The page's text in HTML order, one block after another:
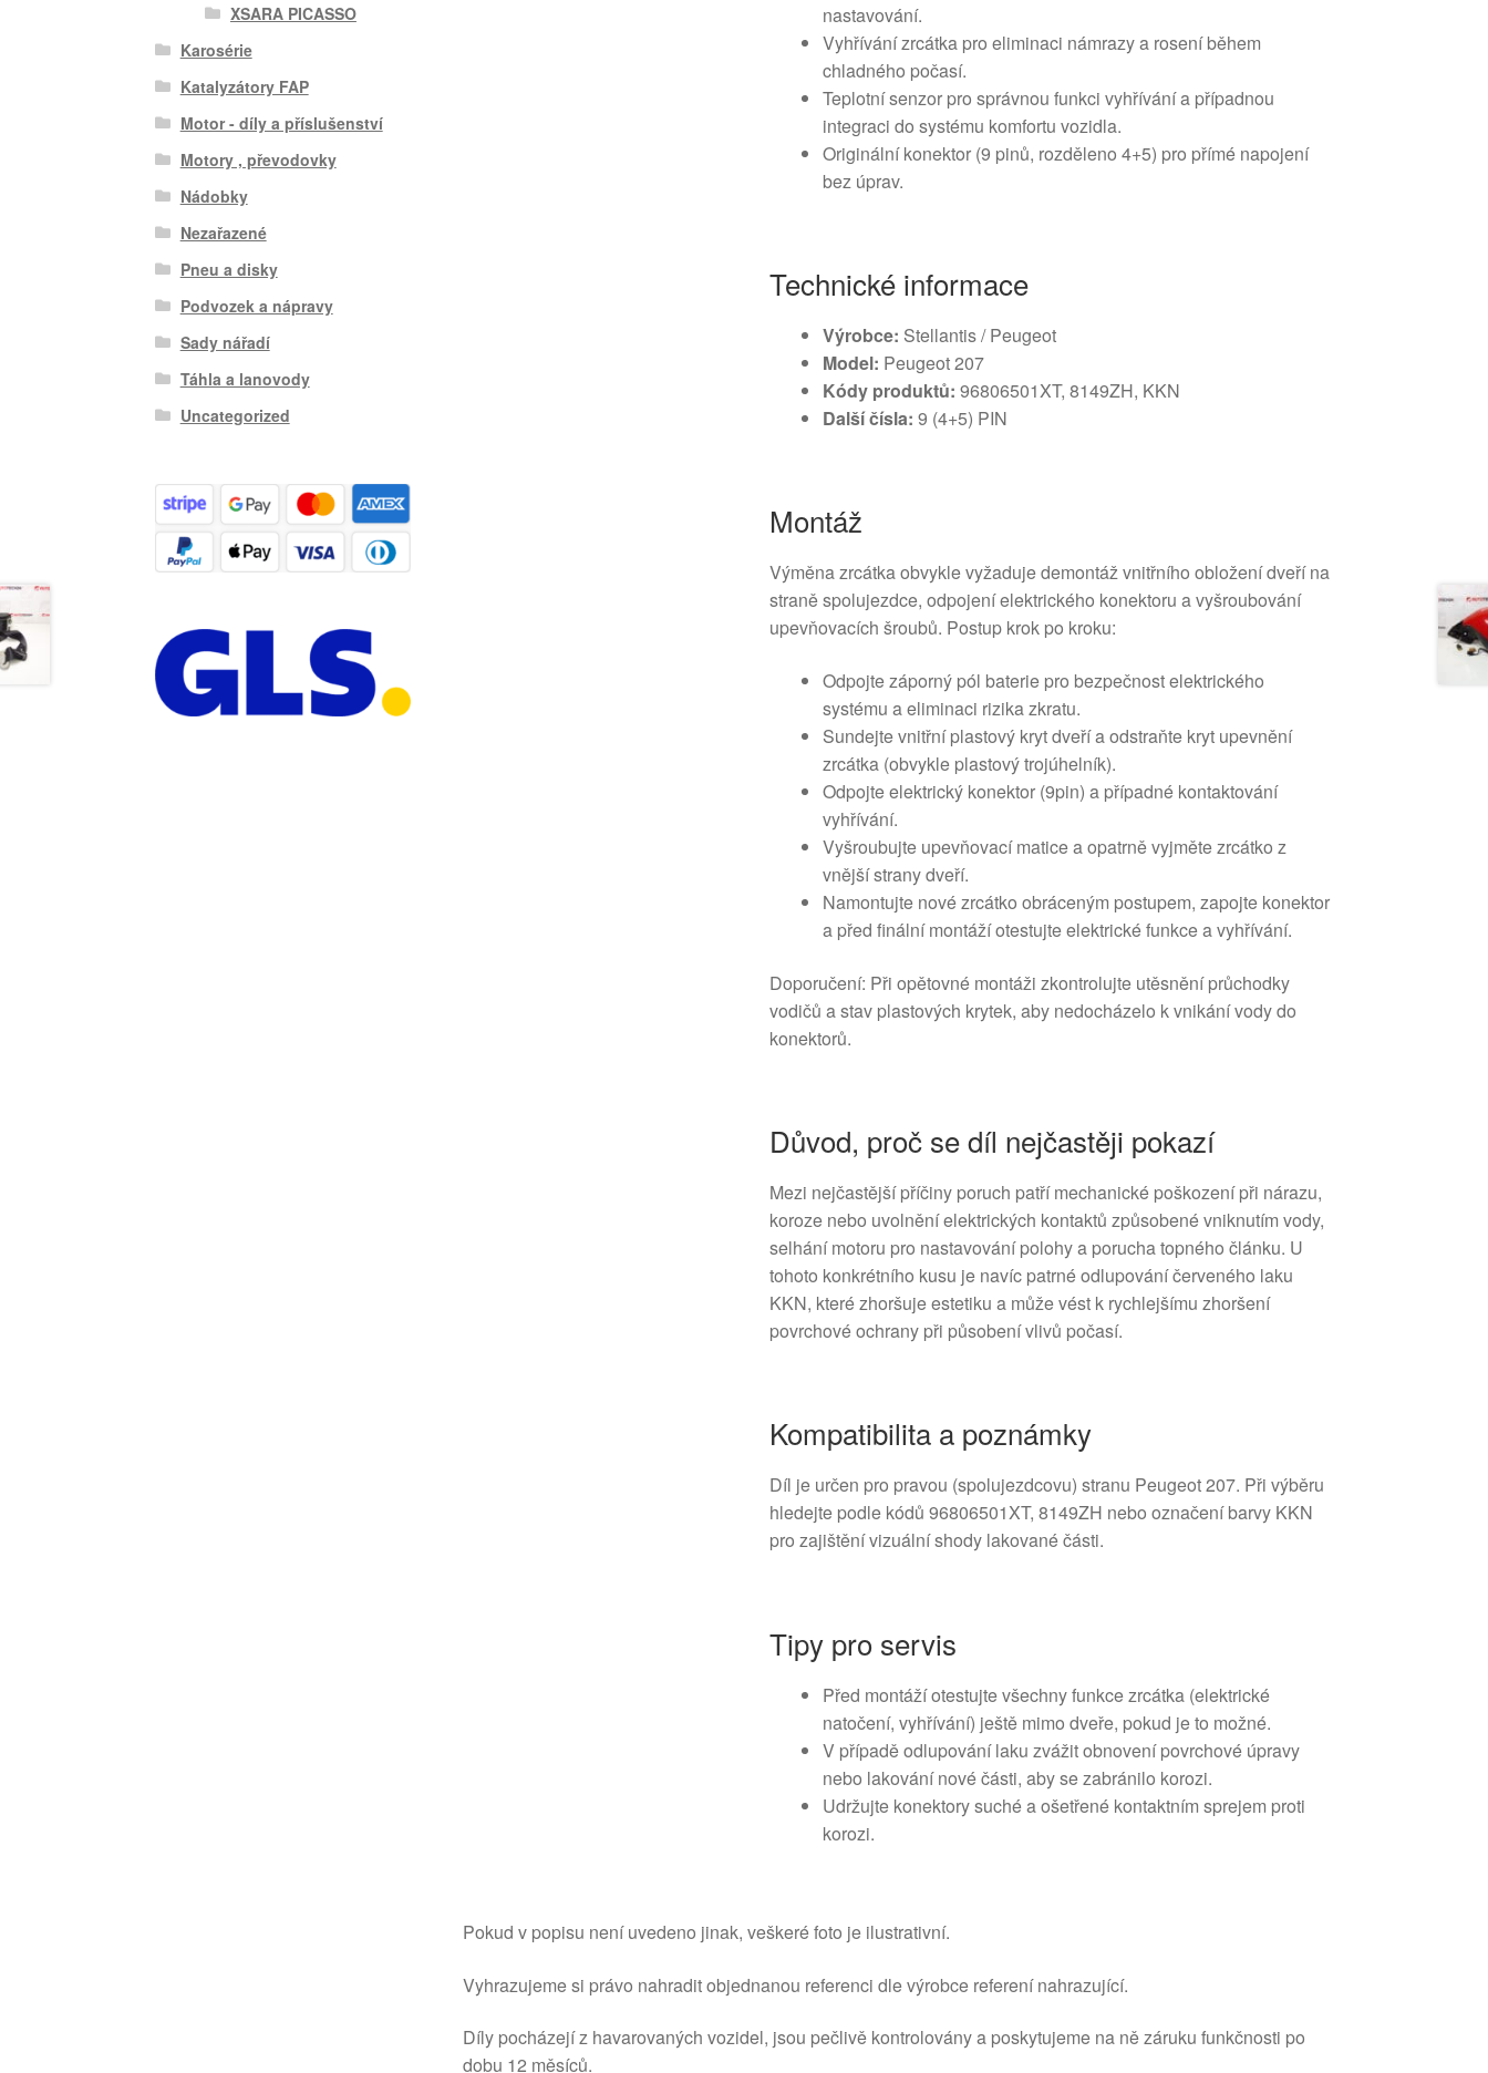
nastavování.
Vyhřívání zrcátka pro eliminaci námrazy a rosení během
chladného počasí.
Teplotní senzor pro správnou funkci vyhřívání a případnou
integraci do systému komfortu vozidla.
Originální konektor (9 pinů, rozděleno 4+5) pro přímé napojení
bez úprav.
Technické informace
Výrobce: Stellantis / Peugeot
Model: Peugeot 207
Kódy produktů: 96806501XT, 8149ZH, KKN
Další čísla: 9 (4+5) PIN
Montáž
Výměna zrcátka obvykle vyžaduje demontáž vnitřního obložení dveří na
straně spolujezdce, odpojení elektrického konektoru a vyšroubování
upevňovacích šroubů. Postup krok po kroku:
Odpojte záporný pól baterie pro bezpečnost elektrického
systému a eliminaci rizika zkratu.
Sundejte vnitřní plastový kryt dveří a odstraňte kryt upevnění
zrcátka (obvykle plastový trojúhelník).
Odpojte elektrický konektor (9pin) a případné kontaktování
vyhřívání.
Vyšroubujte upevňovací matice a opatrně vyjměte zrcátko z
vnější strany dveří.
Namontujte nové zrcátko obráceným postupem, zapojte konektor
a před finální montáží otestujte elektrické funkce a vyhřívání.
Doporučení: Při opětovné montáži zkontrolujte utěsnění průchodky
vodičů a stav plastových krytek, aby nedocházelo k vnikání vody do
konektorů.
Důvod, proč se díl nejčastěji pokazí
Mezi nejčastější příčiny poruch patří mechanické poškození při nárazu,
koroze nebo uvolnění elektrických kontaktů způsobené vniknutím vody,
selhání motoru pro nastavování polohy a porucha topného článku. U
tohoto konkrétního kusu je navíc patrné odlupování červeného laku
KKN, které zhoršuje estetiku a může vést k rychlejšímu zhoršení
povrchové ochrany při působení vlivů počasí.
Kompatibilita a poznámky
Díl je určen pro pravou (spolujezdcovu) stranu Peugeot 207. Při výběru
hledejte podle kódů 96806501XT, 8149ZH nebo označení barvy KKN
pro zajištění vizuální shody lakované části.
Tipy pro servis
Před montáží otestujte všechny funkce zrcátka (elektrické
natočení, vyhřívání) ještě mimo dveře, pokud je to možné.
V případě odlupování laku zvážit obnovení povrchové úpravy
nebo lakování nové části, aby se zabránilo korozi.
Udržujte konektory suché a ošetřené kontaktním sprejem proti
korozi.
Pokud v popisu není uvedeno jinak, veškeré foto je ilustrativní.
Vyhrazujeme si právo nahradit objednanou referenci dle výrobce referení nahrazující.
Díly pocházejí z havarovaných vozidel, jsou pečlivě kontrolovány a poskytujeme na ně záruku funkčnosti po
dobu 12 měsíců.
XSARA PICASSO
Karosérie
Katalyzátory FAP
Motor - díly a příslušenství
Motory , převodovky
Nádobky
Nezařazené
Pneu a disky
Podvozek a nápravy
Sady nářadí
Táhla a lanovody
Uncategorized